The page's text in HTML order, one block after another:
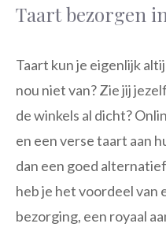
Taart bezorgen
Taart kun je eigenlijk
nou niet van? Zie jij
de winkels al dicht?
en een verse taart aan
dan een goed
heb je het voordeel van
bezorging, een royaal